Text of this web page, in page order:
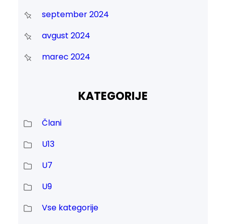
september 2024
avgust 2024
marec 2024
KATEGORIJE
Člani
U13
U7
U9
Vse kategorije